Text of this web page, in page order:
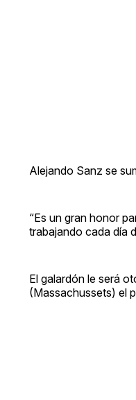
Alejando Sanz se
“Es un gran honor
trabajando cada día
El galardón le será
(Massachussets) el